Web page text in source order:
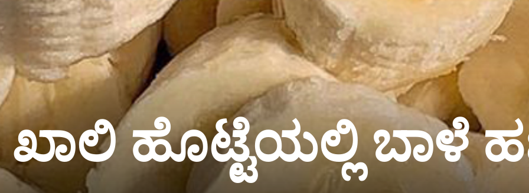
ಖಾಲಿ ಹೊಟ್ಟೆಯಲ್ಲಿ ಬಾಳೆ